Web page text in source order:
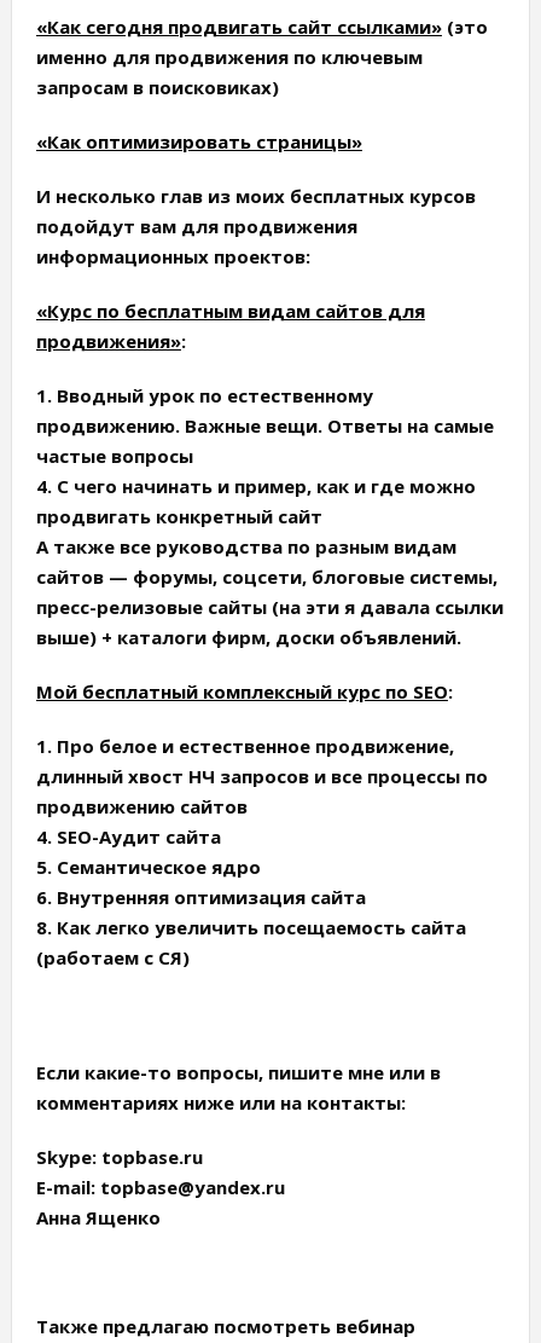
«Как сегодня продвигать сайт ссылками»(это
именно для продвижения по ключевым
запросам в поисковиках)
«Как оптимизировать страницы»
И несколько глав из моих бесплатных курсов
подойдут вам для продвижения
информационных проектов:
«Курс по бесплатным видам сайтов для
продвижения»:
1. Вводный урок по естественному
продвижению. Важные вещи. Ответы на самые
частые вопросы
4. С чего начинать и пример, как и где можно
продвигать конкретный сайт
А также все руководства по разным видам
сайтов — форумы, соцсети, блоговые системы,
пресс-релизовые сайты (на эти я давала ссылки
выше) + каталоги фирм, доски объявлений.
Мой бесплатный комплексный курс по SEO:
1. Про белое и естественное продвижение,
длинный хвост НЧ запросов и все процессы по
продвижению сайтов
4. SEO-Аудит сайта
5. Семантическое ядро
6. Внутренняя оптимизация сайта
8. Как легко увеличить посещаемость сайта
(работаем с СЯ)
Если какие-то вопросы, пишите мне или в
комментариях ниже или на контакты:
Skype: topbase.ru
E-mail: topbase@yandex.ru
Анна Ященко
Также предлагаю посмотреть вебинар